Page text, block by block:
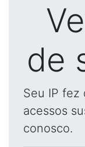
de
Seu IP fez
acessos
conosco.